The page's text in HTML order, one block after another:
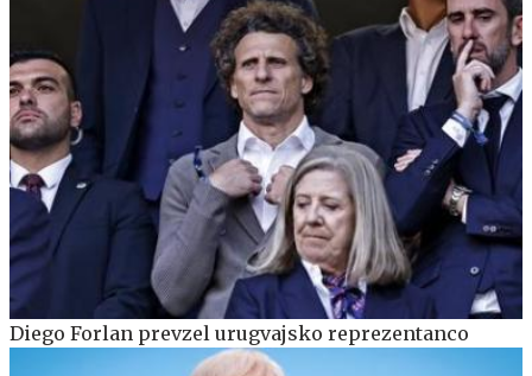
Diego Forlan prevzel urugvajsko reprezentanco